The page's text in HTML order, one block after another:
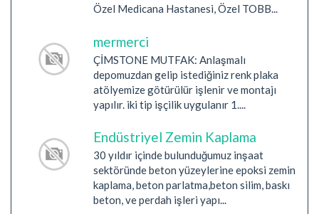
Özel Medicana Hastanesi, Özel TOBB...
mermerci
ÇİMSTONE MUTFAK: Anlaşmalı
depomuzdan gelip istediğiniz renk plaka
atölyemize götürülür işlenir ve montajı
yapılır. iki tip işçilik uygulanır 1....
Endüstriyel Zemin Kaplama
30 yıldır içinde bulunduğumuz inşaat
sektöründe beton yüzeylerine epoksi zemin
kaplama, beton parlatma,beton silim, baskı
beton, ve perdah işleri yapı...